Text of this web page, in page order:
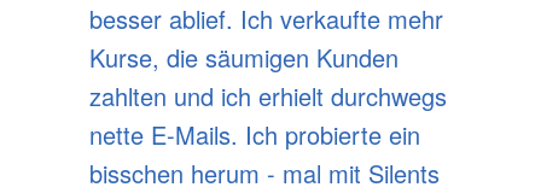
besser ablief. Ich verkaufte mehr
Kurse, die säumigen Kunden
zahlten und ich erhielt durchwegs
nette E-Mails. Ich probierte ein
bisschen herum - mal mit Silents